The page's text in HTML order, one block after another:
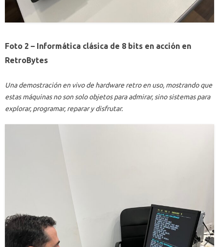
Foto 2 – Informática clásica de 8 bits en acción en
RetroBytes
Una demostración en vivo de hardware retro en uso, mostrando que
estas máquinas no son solo objetos para admirar, sino sistemas para
explorar, programar, reparar y disfrutar.